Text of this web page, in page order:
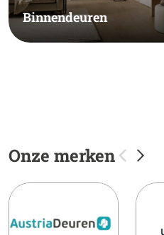
Binnendeuren
Onze merken